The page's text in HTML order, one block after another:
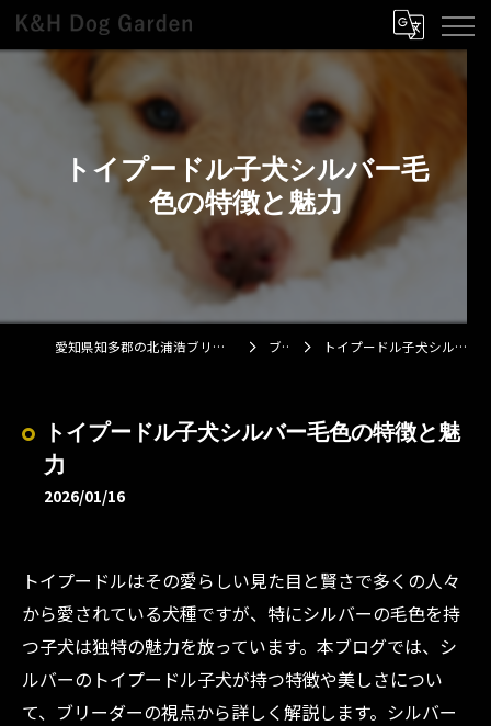
トイプードル子犬シルバー毛
色の特徴と魅力
愛知県知多郡の北浦浩ブリーダーならK&H Dog Garden ブログ トイプードル子犬シルバー毛色の特徴と魅力
トイプードル子犬シルバー毛色の特徴と魅
力
2026/01/16
トイプードルはその愛らしい見た目と賢さで多くの人々
から愛されている犬種ですが、特にシルバーの毛色を持
つ子犬は独特の魅力を放っています。本ブログでは、シ
ルバーのトイプードル子犬が持つ特徴や美しさについ
て、ブリーダーの視点から詳しく解説します。シルバー